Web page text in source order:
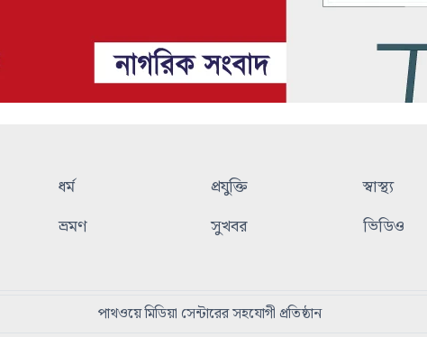
ধর্ম প্রযুক্তি
স্বাস্থ্য
ভ্রমণ
সুখবর ভিডিও
পাথওয়ে মিডিয়া সেন্টারের সহযোগী প্রতিষ্ঠান